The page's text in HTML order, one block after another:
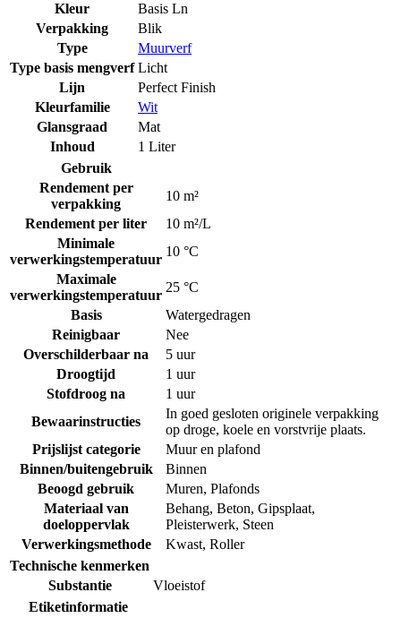
Kleur
Basis Ln
Verpakking
Blik
Type
Muurverf
Type basis mengverf Licht
Lijn
Perfect Finish
Kleurfamilie
Wit
Glansgraad
Mat
Inhoud
1 Liter
Gebruik
Rendement per
verpakking
10 m²
Rendement per liter
10 m²/L
Minimale
verwerkingstemperatuur
10 °C
Maximale
verwerkingstemperatuur
25 °C
Basis
Watergedragen
Reinigbaar
Nee
Overschilderbaar na
5 uur
Droogtijd
1 uur
Stofdroog na
1 uur
Bewaarinstructies
In goed gesloten originele verpakking
op droge, koele en vorstvrije plaats.
Prijslijst categorie
Muur en plafond
Binnen/buitengebruik
Binnen
Beoogd gebruik
Muren, Plafonds
Materiaal van
doeloppervlak
Behang, Beton, Gipsplaat,
Pleisterwerk, Steen
Verwerkingsmethode
Kwast, Roller
Technische kenmerken
Substantie
Vloeistof
Etiketinformatie